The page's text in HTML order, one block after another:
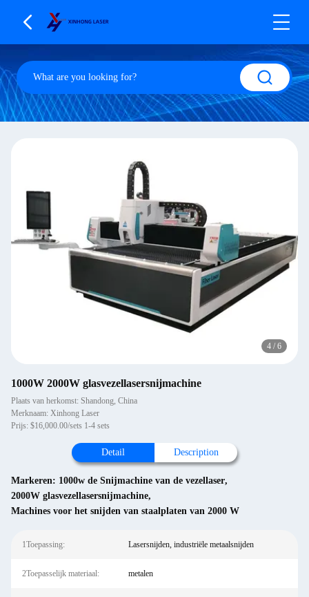
4 / 6
1000W 2000W glasvezellasersnijmachine
Plaats van herkomst: Shandong, China
Merknaam: Xinhong Laser
Prijs: $16,000.00/sets 1-4 sets
Detail Description
Markeren: 1000w de Snijmachine van de vezellaser,
2000W glasvezellasersnijmachine,
Machines voor het snijden van staalplaten van 2000 W
1Toepassing: Lasersnijden, industriële metaalsnijden
2Toepasselijk materiaal: metalen